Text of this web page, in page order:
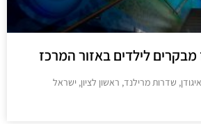
לילדים באזור המרכז
מרילנד, ראשון לציון, ישראל